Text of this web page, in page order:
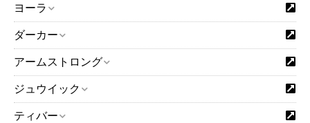
ヨーラ
ダーカー
アームストロング
ジュウイック
ティバー